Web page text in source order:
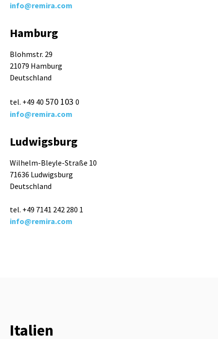
info@remira.com
Hamburg
Blohmstr. 29
21079 Hamburg
Deutschland
tel. +49 40 570 103 0
info@remira.com
Ludwigsburg
Wilhelm-Bleyle-Straße 10
71636 Ludwigsburg
Deutschland
tel. +49 7141 242 280 1
info@remira.com
Italien